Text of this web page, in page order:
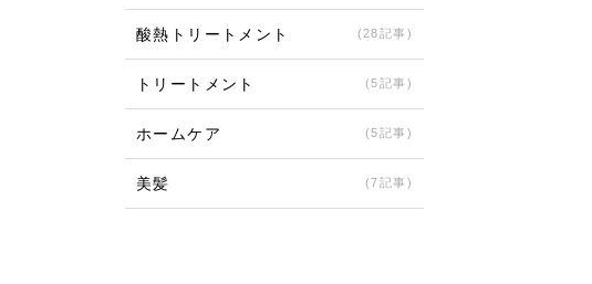
酸熱トリートメント (28記事)
トリートメント (5記事)
ホームケア (5記事)
美髪 (7記事)